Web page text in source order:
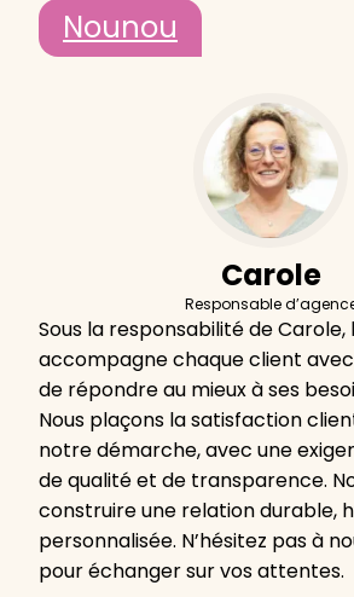
Nounou
Carole
Responsable
Sous la responsabilité de Carole,
accompagne chaque client
de répondre au mieux à ses
Nous plaçons la satisfaction
notre démarche, avec une
de qualité et de transparence.
construire une relation durable,
personnalisée. N’hésitez pas à
pour échanger sur vos attentes.